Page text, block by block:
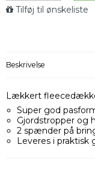
Tilføj til ønskeliste
Beskrivelse
Lækkert
Super god
Gjordstropper og
2 spænder på
Leveres i praktisk